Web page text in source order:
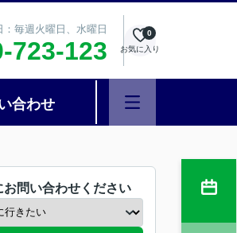
毎週火曜日、水曜日
723-123 お気に入り
0
合わせ
お問い合わせください